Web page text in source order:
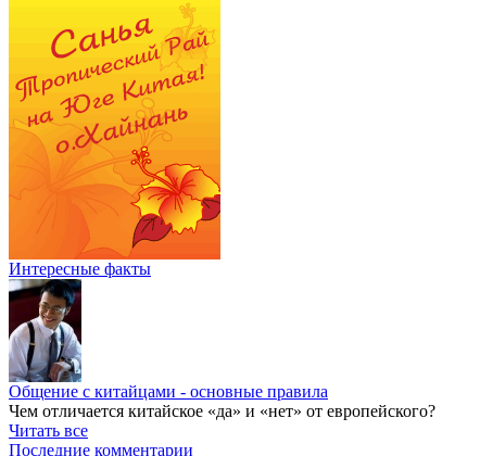
Интересные факты
Общение с китайцами - основные правила
Чем отличается китайское «да» и «нет» от европейского?
Читать все
Последние комментарии